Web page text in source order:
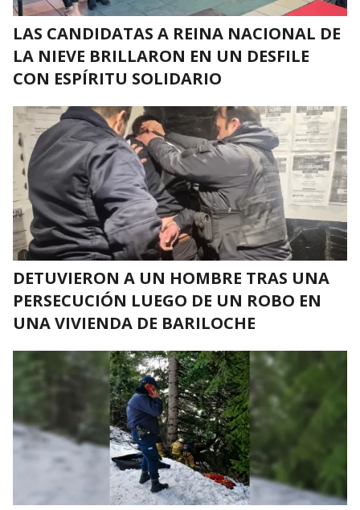
LAS CANDIDATAS A REINA NACIONAL DE
LA NIEVE BRILLARON EN UN DESFILE
CON ESPÍRITU SOLIDARIO
DETUVIERON A UN HOMBRE TRAS UNA
PERSECUCIÓN LUEGO DE UN ROBO EN
UNA VIVIENDA DE BARILOCHE